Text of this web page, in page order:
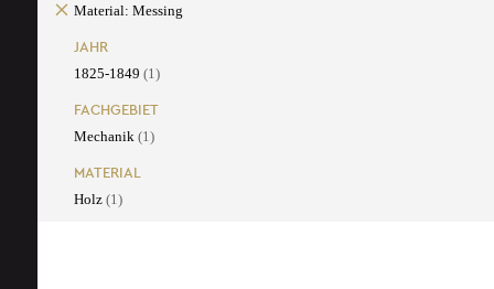
Material: Messing
JAHR
1825-1849 (1)
FACHGEBIET
Mechanik (1)
MATERIAL
Holz (1)